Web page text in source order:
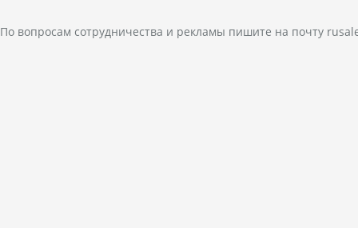
По вопросам сотрудничества и рекламы пишите на почту